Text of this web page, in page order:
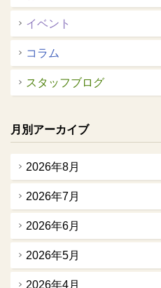
イベント
コラム
スタッフブログ
月別アーカイブ
2026年8月
2026年7月
2026年6月
2026年5月
2026年4月